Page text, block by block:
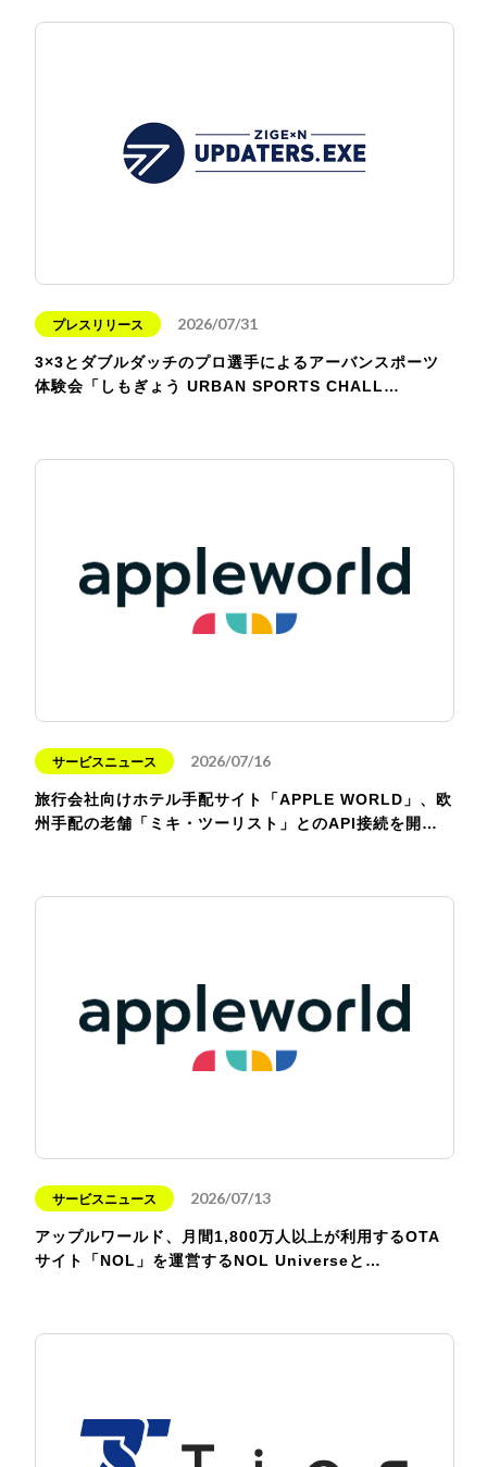
プレスリリース 2026/07/31
3×3とダブルダッチのプロ選手によるアーバンスポーツ
体験会「しもぎょう URBAN SPORTS CHALL…
サービスニュース 2026/07/16
旅行会社向けホテル手配サイト「APPLE WORLD」、欧
州手配の老舗「ミキ・ツーリスト」とのAPI接続を開…
サービスニュース 2026/07/13
アップルワールド、月間1,800万人以上が利用するOTA
サイト「NOL」を運営するNOL Universeと…